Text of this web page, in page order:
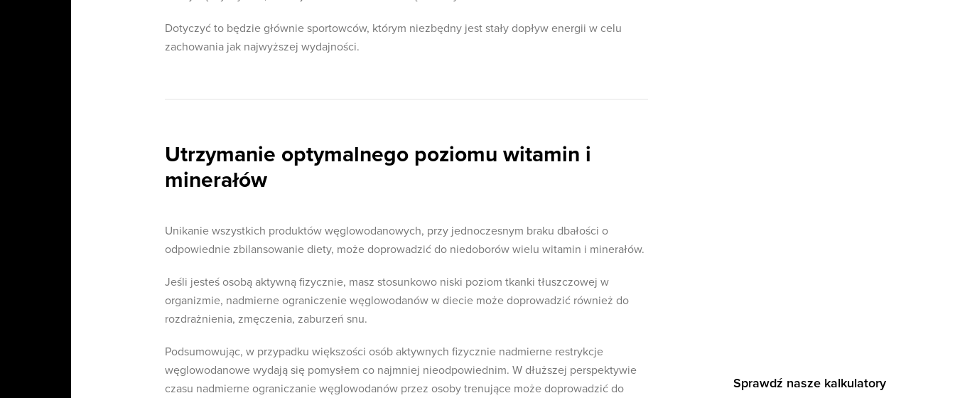
Dotyczyć to będzie głównie sportowców, którym niezbędny jest stały dopływ energii w celu
zachowania jak najwyższej wydajności.
Utrzymanie optymalnego poziomu witamin i
minerałów
Unikanie wszystkich produktów węglowodanowych, przy jednoczesnym braku dbałości o
odpowiednie zbilansowanie diety, może doprowadzić do niedoborów wielu witamin i minerałów.
Jeśli jesteś osobą aktywną fizycznie, masz stosunkowo niski poziom tkanki tłuszczowej w
organizmie, nadmierne ograniczenie węglowodanów w diecie może doprowadzić również do
rozdrażnienia, zmęczenia, zaburzeń snu.
Podsumowując, w przypadku większości osób aktywnych fizycznie nadmierne restrykcje
węglowodanowe wydają się pomysłem co najmniej nieodpowiednim. W dłuższej perspektywie
czasu nadmierne ograniczanie węglowodanów przez osoby trenujące może doprowadzić do
Sprawdź nasze kalkulatory